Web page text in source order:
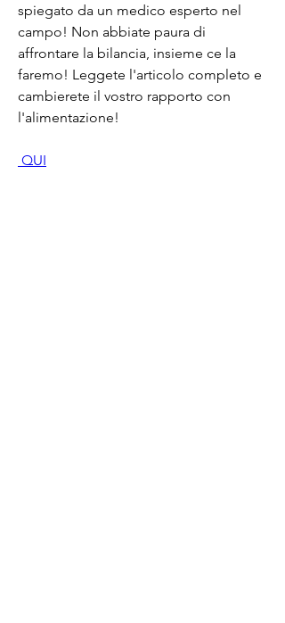
spiegato da un medico esperto nel
campo! Non abbiate paura di
affrontare la bilancia, insieme ce la
faremo! Leggete l'articolo completo e
cambierete il vostro rapporto con
l'alimentazione!
QUI